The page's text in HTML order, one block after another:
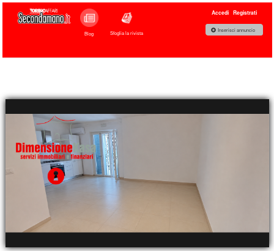
Blog Sfoglia la rivista
Accedi Registrati
Inserisci annuncio